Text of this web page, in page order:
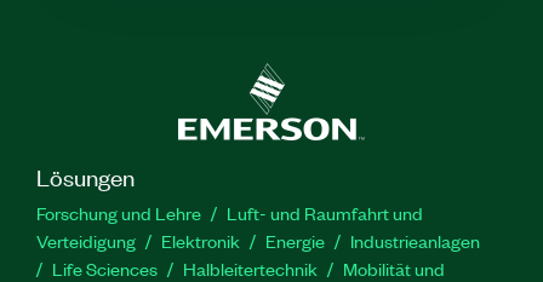
Lösungen
Forschung und Lehre
Luft- und Raumfahrt und
Verteidigung
Elektronik Energie
Industrieanlagen
Life Sciences
Halbleitertechnik
Mobilität und